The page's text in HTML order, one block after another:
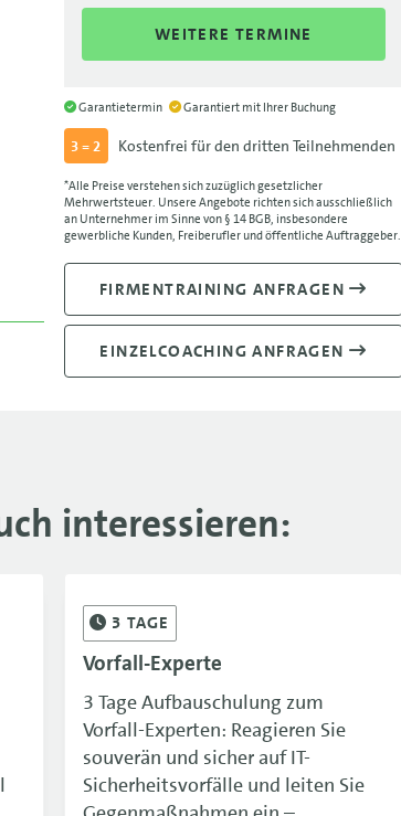
07.12.-09.12.26
1.650 €
21.12.-23.12.26FRA
1.650 €
21.12.-23.12.26
1.650 €
WEITERE TERMINE
Garantietermin Garantiert mit Ihrer Buchung
3 = 2 Kostenfrei für den dritten Teilnehmenden
*Alle Preise verstehen sich zuzüglich gesetzlicher
Mehrwertsteuer. Unsere Angebote richten sich ausschließlich
an Unternehmer im Sinne von § 14 BGB, insbesondere
gewerbliche Kunden, Freiberufler und öffentliche Auftraggeber.
FIRMENTRAINING ANFRAGEN
EINZELCOACHING ANFRAGEN
interessieren:
3TAGE
Vorfall-Experte
3 Tage Aufbauschulung zum
Vorfall-Experten: Reagieren Sie
souverän und sicher auf IT-
Sicherheitsvorfälle und leiten Sie